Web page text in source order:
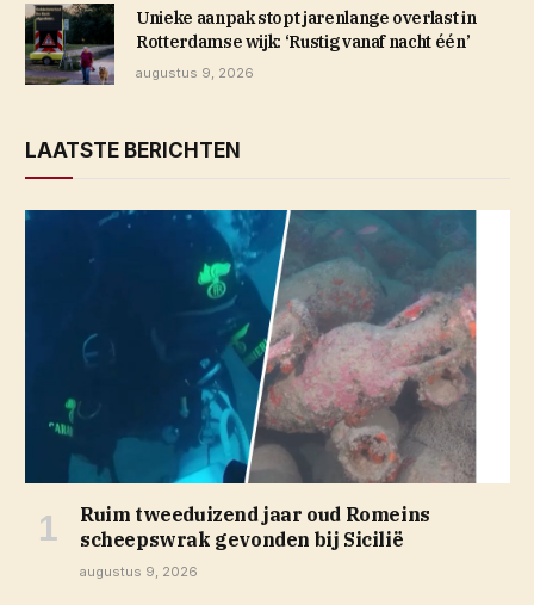
Unieke aanpak stopt jarenlange overlast in
Rotterdamse wijk: ‘Rustig vanaf nacht één’
augustus 9, 2026
LAATSTE BERICHTEN
Ruim tweeduizend jaar oud Romeins
scheepswrak gevonden bij Sicilië
augustus 9, 2026